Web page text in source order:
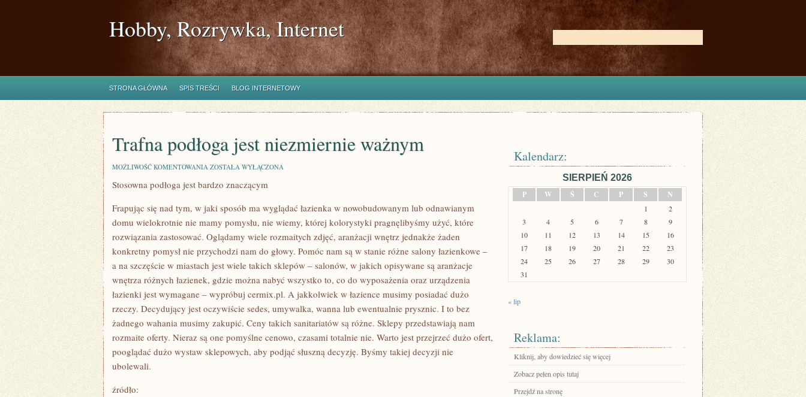
Hobby, Rozrywka, Internet
STRONA GŁÓWNA SPIS TREŚCI BLOG INTERNETOWY
Trafna podłoga jest niezmiernie ważnym
MOŻLIWOŚĆ KOMENTOWANIA TRAFNA
JEST
NIEZMIERNIE
ZOSTAŁA WYŁĄCZONA
Stosowna podłoga jest bardzo znaczącym
Frapując się nad tym, w jaki sposób ma wyglądać łazienka w nowobudowanym lub odnawianym
domu wielokrotnie nie mamy pomysłu, nie wiemy, której kolorystyki pragnęlibyśmy użyć, które
rozwiązania zastosować. Oglądamy wiele rozmaitych zdjęć, aranżacji wnętrz jednakże żaden
konkretny pomysł nie przychodzi nam do głowy. Pomóc nam są w stanie różne salony łazienkowe –
a na szczęście w miastach jest wiele takich sklepów – salonów, w jakich opisywane są aranżacje
wnętrza różnych łazienek, gdzie można nabyć wszystko to, co do wyposażenia oraz urządzenia
łazienki jest wymagane – wypróbuj cermix.pl. A jakkolwiek w łazience musimy posiadać dużo
rzeczy. Decydujący jest oczywiście sedes, umywalka, wanna lub ewentualnie prysznic. I to bez
żadnego wahania musimy zakupić. Ceny takich sanitariatów są różne. Sklepy przedstawiają nam
rozmaite oferty. Nieraz są one pomyślne cenowo, czasami totalnie nie. Warto jest przejrzeć dużo ofert,
pooglądać dużo wystaw sklepowych, aby podjąć słuszną decyzję. Byśmy takiej decyzji nie
ubolewali.
źródło:
Kalendarz:
SIERPIEŃ 2026
P
W Ś C P S N
1
2
3
4 5 6 7 8
9
10
11 12 13 14 15
16
17
18 19 20 21 22
23
24
25 26 27 28 29
30
31
« lip
Reklama:
Kliknij, aby dowiedzieć się więcej
Zobacz pełen opis tutaj
Przejdź na stronę